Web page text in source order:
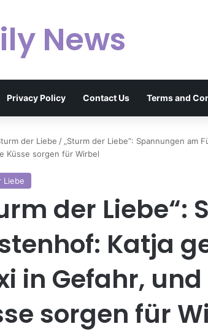
News
Privacy Policy Contact Us Terms and
der Liebe / „Sturm der Liebe“: Spannungen am
Küsse sorgen für Wirbel
Liebe
der Liebe“:
Katja
in Gefahr,
sorgen für